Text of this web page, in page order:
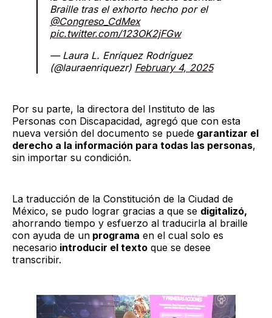
Braille tras el exhorto hecho por el
@Congreso_CdMex
pic.twitter.com/123OK2jFGw
— Laura L. Enríquez Rodríguez
(@lauraenriquezr) February 4, 2025
Por su parte, la directora del Instituto de las
Personas con Discapacidad, agregó que con esta
nueva versión del documento se puede garantizar el
derecho a la información para todas las personas,
sin importar su condición.
La traducción de la Constitución de la Ciudad de
México, se pudo lograr gracias a que se digitalizó,
ahorrando tiempo y esfuerzo al traducirla al braille
con ayuda de un programa en el cual solo es
necesario introducir el texto que se desee
transcribir.